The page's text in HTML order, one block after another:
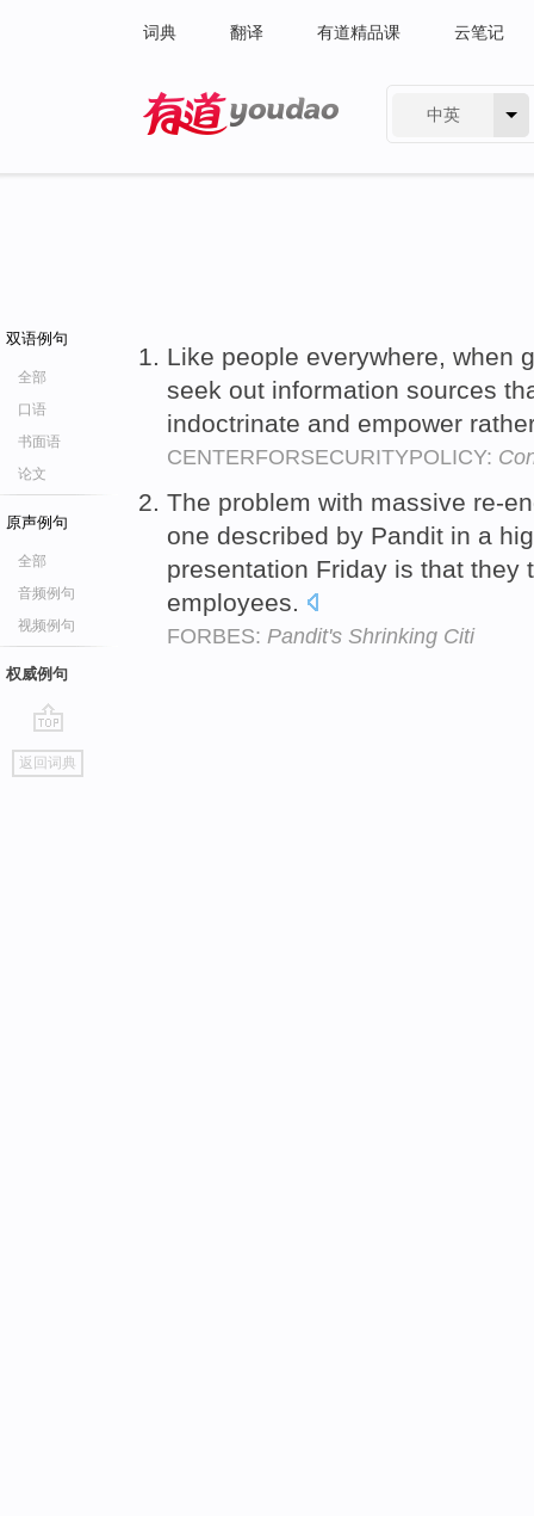
词典 翻译 有道精品课 云笔记
中英
双语例句
全部
口语
书面语
论文
原声例句
全部
音频例句
视频例句
权威例句
go
top
返回词典
Like people everywhere, when
seek out information sources
indoctrinate and empower
CENTERFORSECURITYPOLICY:
The problem with massive re-
one described by Pandit in a
presentation Friday is that
employees.
FORBES: Pandit's Shrinking Citi